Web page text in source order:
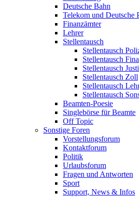
Deutsche Bahn
Telekom und Deutsche
Finanzämter
Lehrer
Stellentausch
Stellentausch
Stellentausch
Stellentausch
Stellentausch Zoll
Stellentausch
Stellentausch
Beamten-Poesie
Singlebörse für Beamte
Off Topic
Sonstige Foren
Vorstellungsforum
Kontaktforum
Politik
Urlaubsforum
Fragen und Antworten
Sport
Support, News & Infos